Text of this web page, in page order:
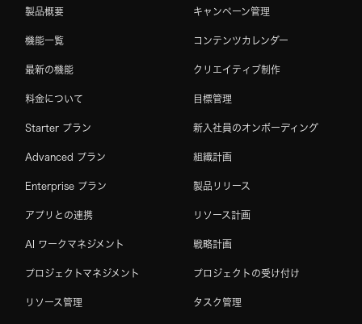
製品概要
機能一覧
最新の機能
料金について
Starter プラン
Advanced プラン
Enterprise プラン
アプリとの連携
AI ワークマネジメント
プロジェクトマネジメント
リソース管理
キャンペーン管理
コンテンツカレンダー
クリエイティブ制作
目標管理
新入社員のオンボーディング
組織計画
製品リリース
リソース計画
戦略計画
プロジェクトの受け付け
タスク管理